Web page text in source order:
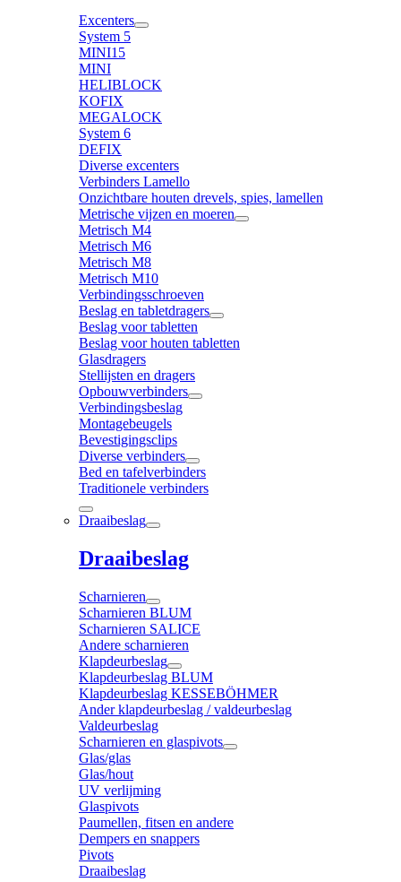
Excenters
System 5
MINI15
MINI
HELIBLOCK
KOFIX
MEGALOCK
System 6
DEFIX
Diverse excenters
Verbinders Lamello
Onzichtbare houten drevels, spies, lamellen
Metrische vijzen en moeren
Metrisch M4
Metrisch M6
Metrisch M8
Metrisch M10
Verbindingsschroeven
Beslag en tabletdragers
Beslag voor tabletten
Beslag voor houten tabletten
Glasdragers
Stellijsten en dragers
Opbouwverbinders
Verbindingsbeslag
Montagebeugels
Bevestigingsclips
Diverse verbinders
Bed en tafelverbinders
Traditionele verbinders
Draaibeslag
Draaibeslag
Scharnieren
Scharnieren BLUM
Scharnieren SALICE
Andere scharnieren
Klapdeurbeslag
Klapdeurbeslag BLUM
Klapdeurbeslag KESSEBÖHMER
Ander klapdeurbeslag / valdeurbeslag
Valdeurbeslag
Scharnieren en glaspivots
Glas/glas
Glas/hout
UV verlijming
Glaspivots
Paumellen, fitsen en andere
Dempers en snappers
Pivots
Draaibeslag